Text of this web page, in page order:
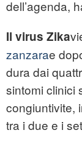
dell’agenda,
Il virus Zika
zanzarae
dura dai
sintomi clinici
congiuntivite,
tra i due e i